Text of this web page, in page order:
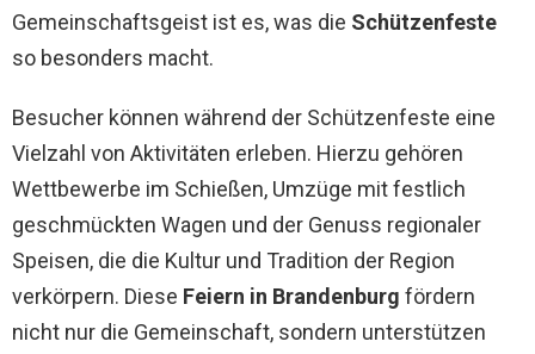
Gemeinschaftsgeist ist es, was die Schützenfeste
so besonders macht.
Besucher können während der Schützenfeste eine
Vielzahl von Aktivitäten erleben. Hierzu gehören
Wettbewerbe im Schießen, Umzüge mit festlich
geschmückten Wagen und der Genuss regionaler
Speisen, die die Kultur und Tradition der Region
verkörpern. Diese Feiern in Brandenburg fördern
nicht nur die Gemeinschaft, sondern unterstützen